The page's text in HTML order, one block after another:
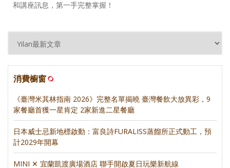
和講座訊息，第一手完整掌握！
消費櫥窗
《臺灣米其林指南 2026》完整名單揭曉 臺灣餐飲大放異彩，9
家餐廳首獲一星肯定 2家新進二星餐廳
日本威士忌新地標啟動：富良詩FURALISS蒸餾所正式動工，預
計2029年開幕
MINI ✕ 宜蘭凱渡廣場酒店 聯手開啟夏日玩樂新航線